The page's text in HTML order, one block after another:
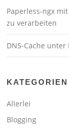
Paperless-ngx
zu verarbeiten
DNS-Cache unter
KATEGORIEN
Allerlei
Blogging